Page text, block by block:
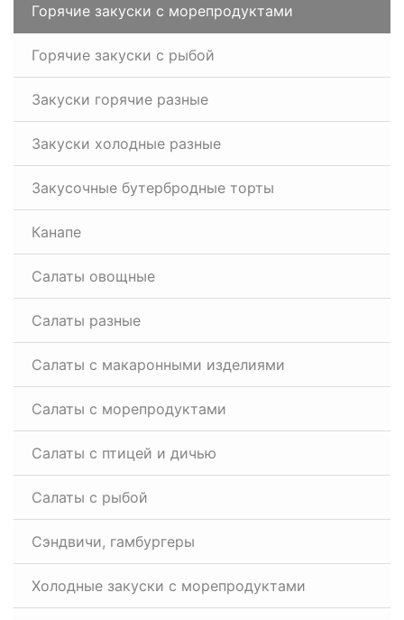
Горячие закуски с морепродуктами
Горячие закуски с рыбой
Закуски горячие разные
Закуски холодные разные
Закусочные бутербродные торты
Канапе
Салаты овощные
Салаты разные
Салаты с макаронными изделиями
Салаты с морепродуктами
Салаты с птицей и дичью
Салаты с рыбой
Сэндвичи, гамбургеры
Холодные закуски с морепродуктами